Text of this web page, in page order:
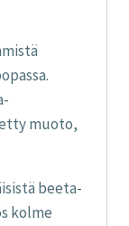
muoto,
beeta-
kolme